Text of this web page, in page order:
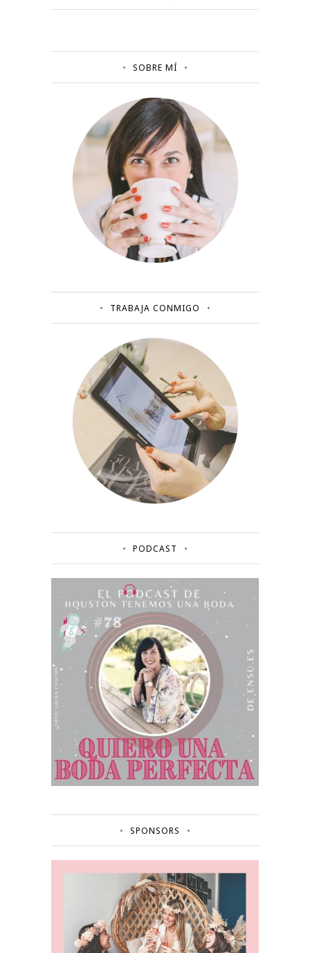
SOBRE MÍ
TRABAJA CONMIGO
PODCAST
SPONSORS